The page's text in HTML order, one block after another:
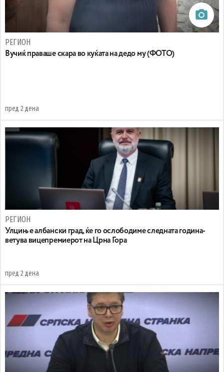
РЕГИОН
Вучиќ праваше скара во куќата на дедо му (ФОТО)
пред 2 дена
РЕГИОН
Улцињ е албански град, ќе го ослободиме следната година-
ветува вицепремиерот на Црна Гора
пред 2 дена